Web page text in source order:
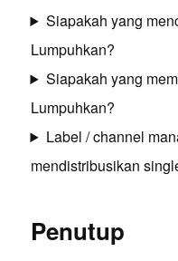
Siapakah yang
Lumpuhkan?
Siapakah yang
Lumpuhkan?
Label / channel
mendistribusikan
Penutup